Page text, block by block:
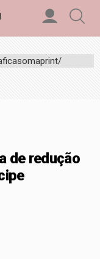
de redução